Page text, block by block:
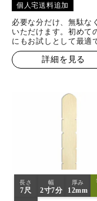
個人宅送料追加
必要な分だけ、無駄な
いただけます。初めて
にもお試しとして最適
詳細を見る
長さ
7尺
幅
2寸7分
厚み
12mm